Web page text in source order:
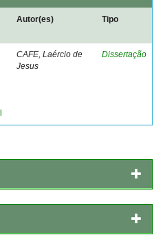
Autor(es) Tipo
CAFE, Laércio de
Jesus
Dissertação